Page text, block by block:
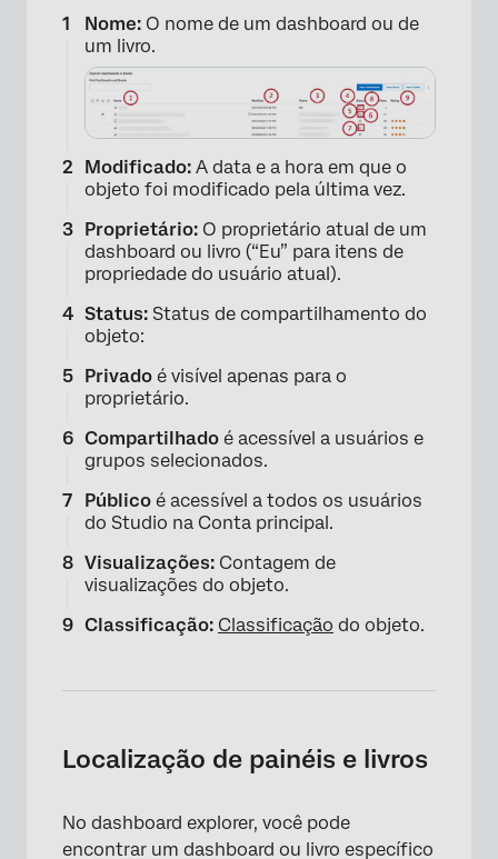
×
Nome: O nome de um dashboard ou de
um livro.
Modificado: A data e a hora em que o
objeto foi modificado pela última vez.
Proprietário: O proprietário atual de um
dashboard ou livro (“Eu” para itens de
propriedade do usuário atual).
Status: Status de compartilhamento do
objeto:
Privado é visível apenas para o
proprietário.
Compartilhado é acessível a usuários e
grupos selecionados.
Público é acessível a todos os usuários
do Studio na Conta principal.
Visualizações: Contagem de
visualizações do objeto.
Classificação: Classificação do objeto.
Localização de painéis e livros
No dashboard explorer, você pode
encontrar um dashboard ou livro específico